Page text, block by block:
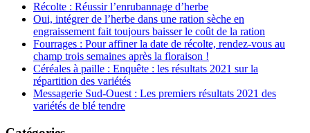
Récolte : Réussir l’enrubannage d’herbe
Oui, intégrer de l’herbe dans une ration sèche en
engraissement fait toujours baisser le coût de la ration
Fourrages : Pour affiner la date de récolte, rendez-vous au
champ trois semaines après la floraison !
Céréales à paille : Enquête : les résultats 2021 sur la
répartition des variétés
Messagerie Sud-Ouest : Les premiers résultats 2021 des
variétés de blé tendre